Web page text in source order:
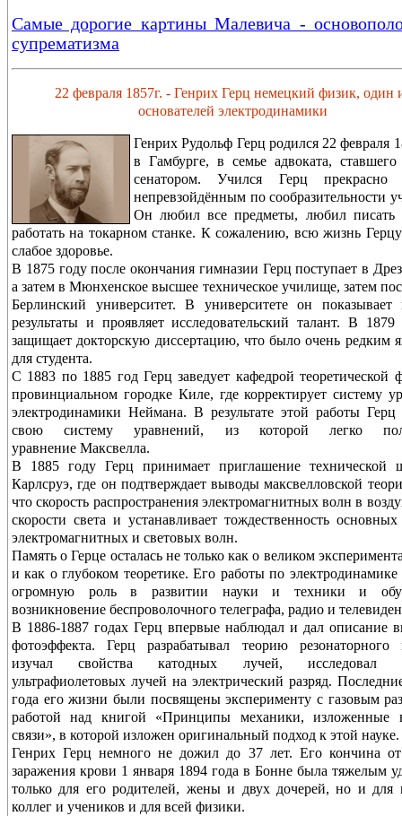
Самые дорогие картины Малевича -
супрематизма
22 февраля 1857г. - Генрих Герц немецкий физик, один
основателей электродинамики
Генрих Рудольф Герц родился 22 февраля
в Гамбурге, в семье адвоката, ставшего
сенатором. Учился Герц
непревзойдённым по сообразительности
Он любил все предметы, любил писать
работать на токарном станке. К сожалению, всю жизнь
слабое здоровье.
В 1875 году после окончания гимназии Герц поступает в
а затем в Мюнхенское высшее техническое училище, затем
Берлинский университет. В университете он показывает
результаты и проявляет исследовательский талант. В
защищает докторскую диссертацию, что было очень редким
для студента.
С 1883 по 1885 год Герц заведует кафедрой теоретической
провинциальном городке Киле, где корректирует систему
электродинамики Неймана. В результате этой работы Герц
свою систему уравнений, из которой легко
уравнение Максвелла.
В 1885 году Герц принимает приглашение технической
Карлсруэ, где он подтверждает выводы максвелловской
что скорость распространения электромагнитных волн в
скорости света и устанавливает тождественность основных
электромагнитных и световых волн.
Память о Герце осталась не только как о великом
и как о глубоком теоретике. Его работы по электродинамике
огромную роль в развитии науки и техники и
возникновение беспроволочного телеграфа, радио и
В 1886-1887 годах Герц впервые наблюдал и дал описание
фотоэффекта. Герц разрабатывал теорию резонаторного
изучал свойства катодных лучей, исследовал
ультрафиолетовых лучей на электрический разряд.
года его жизни были посвящены эксперименту с газовым
работой над книгой «Принципы механики, изложенные
связи», в которой изложен оригинальный подход к этой науке.
Генрих Герц немного не дожил до 37 лет. Его кончина
заражения крови 1 января 1894 года в Бонне была тяжелым
только для его родителей, жены и двух дочерей, но и для
коллег и учеников и для всей физики.